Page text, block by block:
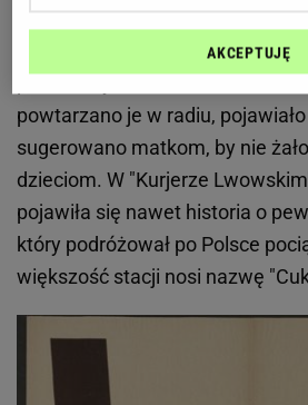
Pracował wówczas jako
Związku Cukrowników. Slogan
powtarzano je w radiu,
sugerowano matkom, by nie
dzieciom. W "Kurjerze
pojawiła się nawet historia o
który podróżował po Polsce
większość stacji nosi nazwę
AKCEPTUJĘ